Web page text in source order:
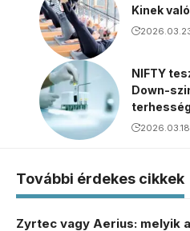
Kinek
NIFTY
Down-
További érdekes cikkek
Zyrtec vagy Aerius: melyik a